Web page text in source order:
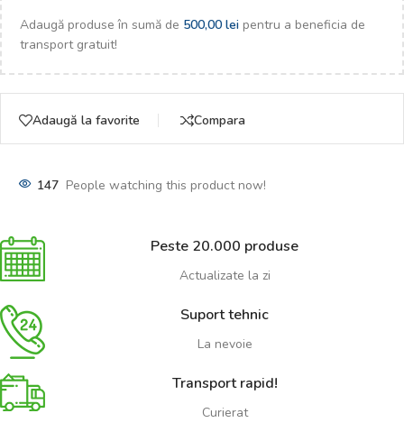
Adaugă produse în sumă de 500,00 lei pentru a beneficia de
transport gratuit!
Adaugă la favorite Compara
147 People watching this product now!
Peste 20.000 produse
Actualizate la zi
Suport tehnic
La nevoie
Transport rapid!
Curierat